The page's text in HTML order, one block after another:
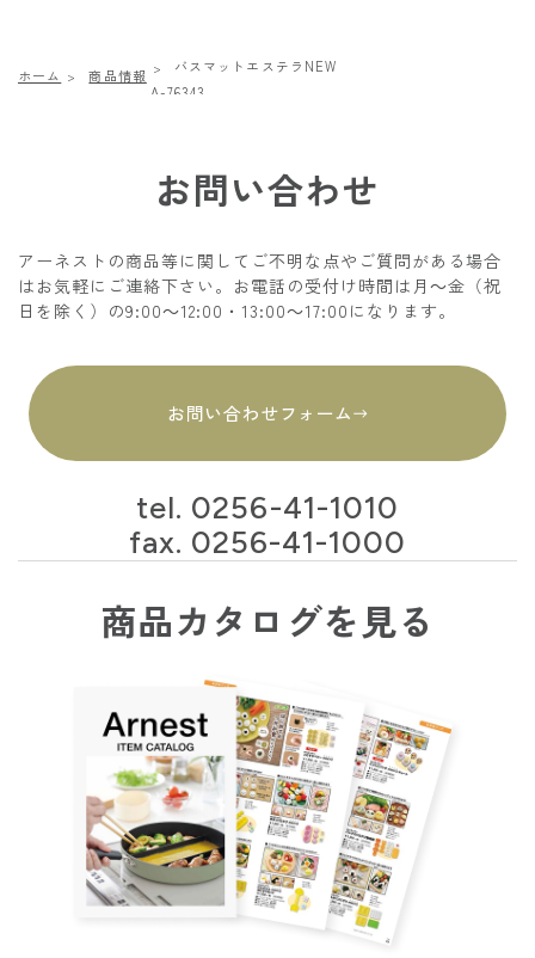
ホーム 商品情報
バスマットエステラNEW
A-76343
お問い合わせ
アーネストの商品等に関してご不明な点やご質問がある場合
はお気軽にご連絡下さい。お電話の受付け時間は月～金（祝
日を除く）の9:00～12:00・13:00～17:00になります。
お問い合わせフォーム
tel. 0256-41-1010
fax. 0256-41-1000
商品カタログを見る